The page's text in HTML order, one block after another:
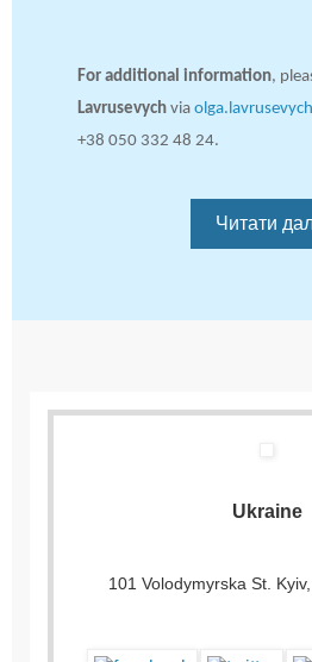
For additional information,
Lavrusevych via
+38 050 332 48 24.
Читати
Ukraine
101 Volodymyrska St.